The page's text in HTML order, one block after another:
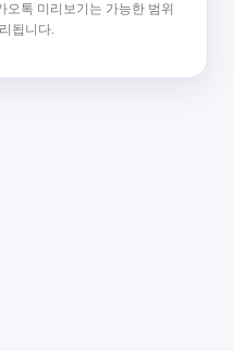
톡 미리보기는 가능한 범위
됩니다.